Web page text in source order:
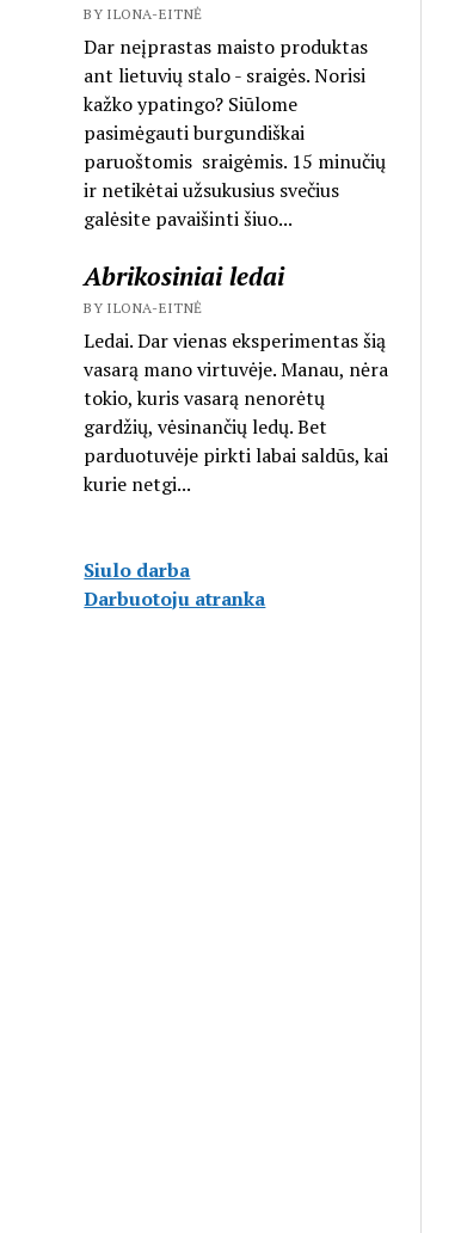
BY ILONA-EITNĖ
Dar neįprastas maisto produktas
ant lietuvių stalo - sraigės. Norisi
kažko ypatingo? Siūlome
pasimėgauti burgundiškai
paruoštomis sraigėmis. 15 minučių
ir netikėtai užsukusius svečius
galėsite pavaišinti šiuo...
Abrikosiniai ledai
BY ILONA-EITNĖ
Ledai. Dar vienas eksperimentas šią
vasarą mano virtuvėje. Manau, nėra
tokio, kuris vasarą nenorėtų
gardžių, vėsinančių ledų. Bet
parduotuvėje pirkti labai saldūs, kai
kurie netgi...
Siulo darba
Darbuotoju atranka